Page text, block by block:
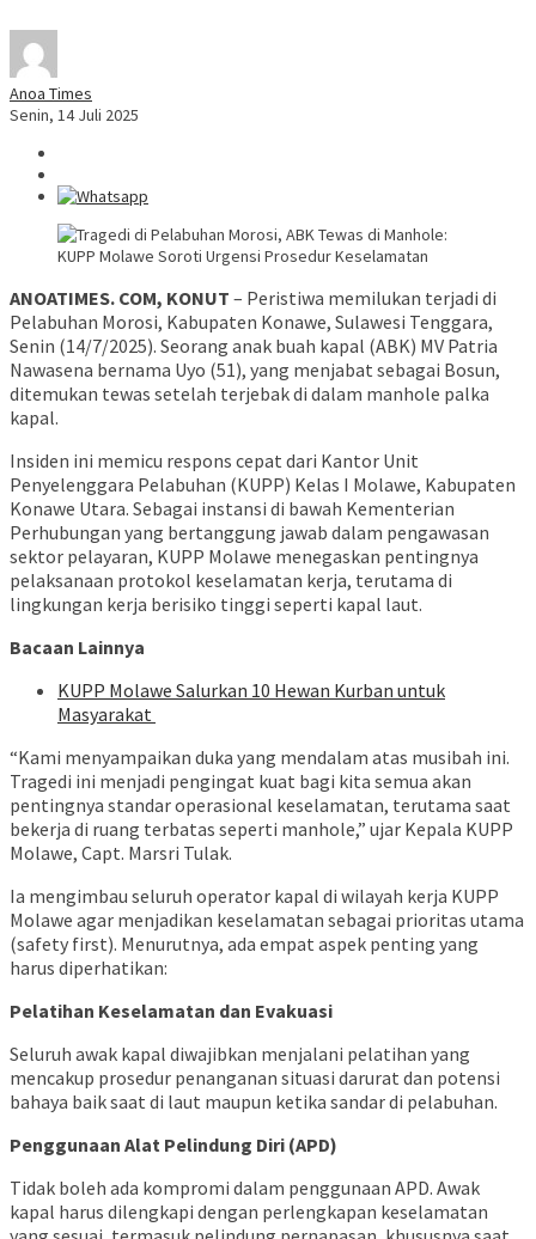
Anoa Times
Senin, 14 Juli 2025
ANOATIMES. COM, KONUT – Peristiwa memilukan terjadi di
Pelabuhan Morosi, Kabupaten Konawe, Sulawesi Tenggara,
Senin (14/7/2025). Seorang anak buah kapal (ABK) MV Patria
Nawasena bernama Uyo (51), yang menjabat sebagai Bosun,
ditemukan tewas setelah terjebak di dalam manhole palka
kapal.
Insiden ini memicu respons cepat dari Kantor Unit
Penyelenggara Pelabuhan (KUPP) Kelas I Molawe, Kabupaten
Konawe Utara. Sebagai instansi di bawah Kementerian
Perhubungan yang bertanggung jawab dalam pengawasan
sektor pelayaran, KUPP Molawe menegaskan pentingnya
pelaksanaan protokol keselamatan kerja, terutama di
lingkungan kerja berisiko tinggi seperti kapal laut.
Bacaan Lainnya
KUPP Molawe Salurkan 10 Hewan Kurban untuk
Masyarakat
“Kami menyampaikan duka yang mendalam atas musibah ini.
Tragedi ini menjadi pengingat kuat bagi kita semua akan
pentingnya standar operasional keselamatan, terutama saat
bekerja di ruang terbatas seperti manhole,” ujar Kepala KUPP
Molawe, Capt. Marsri Tulak.
Ia mengimbau seluruh operator kapal di wilayah kerja KUPP
Molawe agar menjadikan keselamatan sebagai prioritas utama
(safety first). Menurutnya, ada empat aspek penting yang
harus diperhatikan:
Pelatihan Keselamatan dan Evakuasi
Seluruh awak kapal diwajibkan menjalani pelatihan yang
mencakup prosedur penanganan situasi darurat dan potensi
bahaya baik saat di laut maupun ketika sandar di pelabuhan.
Penggunaan Alat Pelindung Diri (APD)
Tidak boleh ada kompromi dalam penggunaan APD. Awak
kapal harus dilengkapi dengan perlengkapan keselamatan